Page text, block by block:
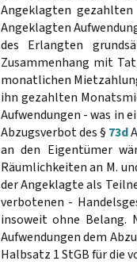
Angeklagten
Angeklagten
des Erlangten
Zusammenhang mit
monatlichen
ihn gezahlten
Aufwendungen - was in
Abzugsverbot des § 73d
an den Eigentümer
Räumlichkeiten an M.
der Angeklagte als
verbotenen -
insoweit ohne
Aufwendungen dem
Halbsatz 1 StGB für die